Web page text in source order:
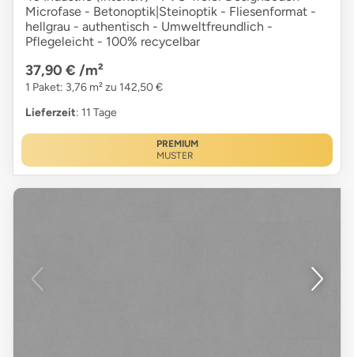
Microfase - Betonoptik|Steinoptik - Fliesenformat -
hellgrau - authentisch - Umweltfreundlich -
Pflegeleicht - 100% recycelbar
37,90 € /m²
1 Paket: 3,76 m² zu 142,50 €
Lieferzeit: 11 Tage
PREMIUM
MUSTER